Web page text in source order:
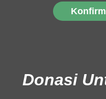
Donasi